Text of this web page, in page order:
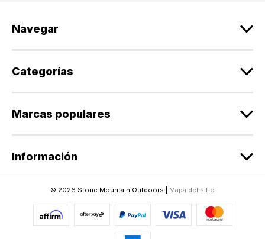
e
r
e
e
c
r
Navegar
Categorías
Marcas populares
Información
© 2026 Stone Mountain Outdoors | Mapa del sitio